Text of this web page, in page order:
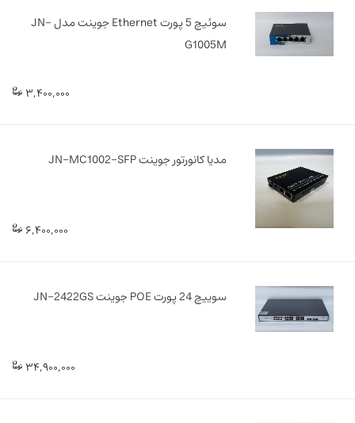
سوئیچ 5 پورت Ethernet جوینت مدل JN-
G1005M
3,400,000
مدیا کانورتور جوینت JN-MC1002-SFP
6,400,000
سوییچ 24 پورت POE جوینت JN-2422GS
34,900,000